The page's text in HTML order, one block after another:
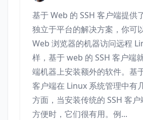
基于 Web 的 SSH 客户端提供
独立于平台的解决方案，你可
Web 浏览器的机器访问远程
样，基于 web 的 SSH 客户端
端机器上安装额外的软件。基
客户端在 Linux 系统管理中有
方面，当安装传统的 SSH 客
方便时，它们很有用。例...